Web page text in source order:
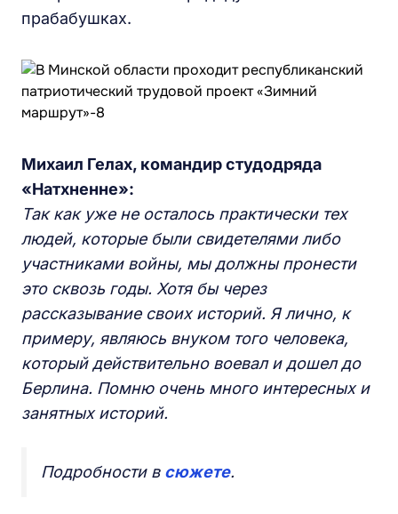
прабабушках.
Михаил Гелах, командир студодряда
«Натхненне»:
Так как уже не осталось практически тех
людей, которые были свидетелями либо
участниками войны, мы должны пронести
это сквозь годы. Хотя бы через
рассказывание своих историй. Я лично, к
примеру, являюсь внуком того человека,
который действительно воевал и дошел до
Берлина. Помню очень много интересных и
занятных историй.
Подробности в сюжете.